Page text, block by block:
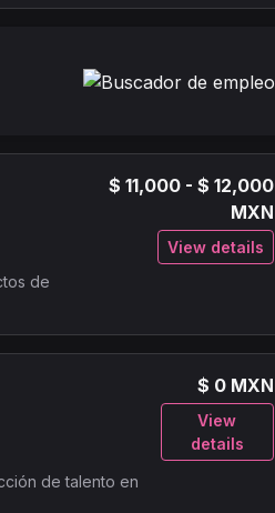
de
$ 11,000 - $ 12,000
MXN
View details
de talento en
$ 0 MXN
View
details